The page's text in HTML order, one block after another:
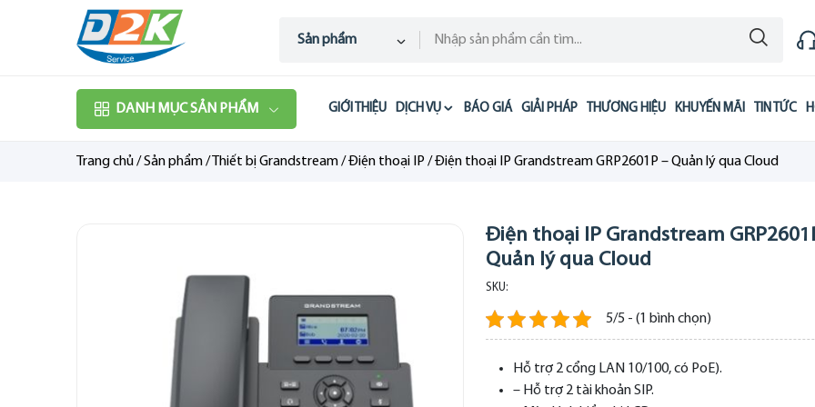
Sản phẩm
DANH MỤC SẢN PHẨM GIỚI THIỆU DỊCH VỤ BÁO GIÁ GIẢI PHÁP THƯƠNG HIỆU KHUYẾN MÃI TIN TỨC
Trang chủ/Sản phẩm/ Thiết bị Grandstream/Điện thoại IP /Điện thoại IP Grandstream GRP2601P – Quản lý qua Cloud
Điện thoại IP Grandstream
Quản lý qua Cloud
SKU:
5/5 - (1 bình chọn)
Hỗ trợ 2 cổng LAN 10/100, có PoE).
– Hỗ trợ 2 tài khoản SIP.